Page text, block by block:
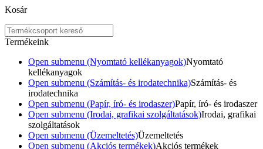
Kosár
Termékeink
Open submenu (Nyomtató kellékanyagok)Nyomtató
kellékanyagok
Open submenu (Számítás- és irodatechnika)Számítás- és
irodatechnika
Open submenu (Papír, író- és irodaszer)Papír, író- és irodaszer
Open submenu (Irodai, grafikai szolgáltatások)Irodai, grafikai
szolgáltatások
Open submenu (Üzemeltetés)Üzemeltetés
Open submenu (Akciós termékek)Akciós termékek